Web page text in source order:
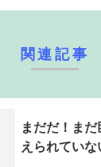
関連記事
まだだ！ま
えられていな